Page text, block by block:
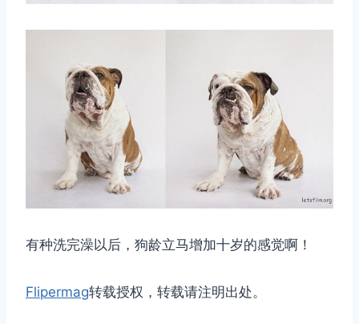
有种洗完澡以后，狗龄立马增加十岁的感觉啊！
Flipermag转载授权，转载请注明出处。